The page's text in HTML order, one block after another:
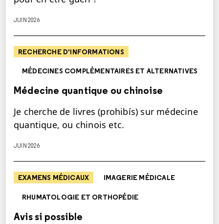
JUIN 2026
RECHERCHE D'INFORMATIONS
MÉDECINES COMPLÉMENTAIRES ET ALTERNATIVES
Médecine quantique ou chinoise
Je cherche de livres (prohibís) sur médecine
quantique, ou chinois etc.
JUIN 2026
EXAMENS MÉDICAUX IMAGERIE MÉDICALE
RHUMATOLOGIE ET ORTHOPÉDIE
Avis si possible